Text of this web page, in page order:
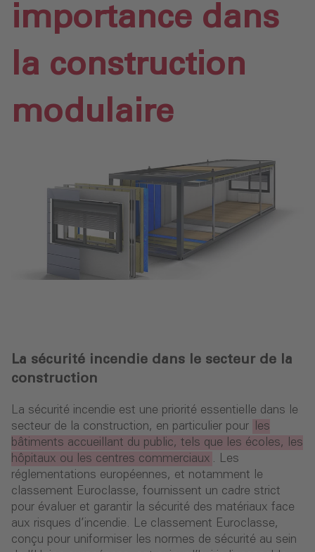
importance dans
la construction
modulaire
La sécurité incendie dans le secteur de la
construction
La sécurité incendie est une priorité essentielle dans le
secteur de la construction, en particulier pour
les
bâtiments accueillant du public, tels que les écoles, les
hôpitaux ou les centres commerciaux . Les
réglementations européennes, et notamment le
classement Euroclasse, fournissent un cadre strict
pour évaluer et garantir la sécurité des matériaux face
aux risques d’incendie. Le classement Euroclasse,
conçu pour uniformiser les normes de sécurité au sein